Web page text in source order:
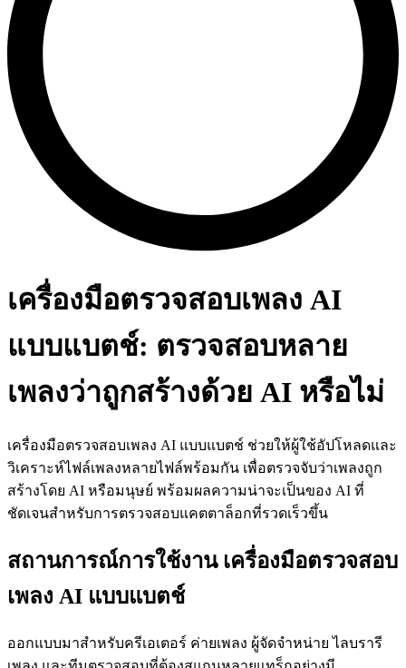
เครื่องมือตรวจสอบเพลง AI
แบบแบตช์: ตรวจสอบหลาย
เพลงว่าถูกสร้างด้วย AI หรือไม่
เครื่องมือตรวจสอบเพลง AI แบบแบตช์ ช่วยให้ผู้ใช้อัปโหลดและ
วิเคราะห์ไฟล์เพลงหลายไฟล์พร้อมกัน เพื่อตรวจจับว่าเพลงถูก
สร้างโดย AI หรือมนุษย์ พร้อมผลความน่าจะเป็นของ AI ที่
ชัดเจนสำหรับการตรวจสอบแคตตาล็อกที่รวดเร็วขึ้น
สถานการณ์การใช้งาน เครื่องมือตรวจสอบ
เพลง AI แบบแบตช์
ออกแบบมาสำหรับครีเอเตอร์ ค่ายเพลง ผู้จัดจำหน่าย ไลบรารี